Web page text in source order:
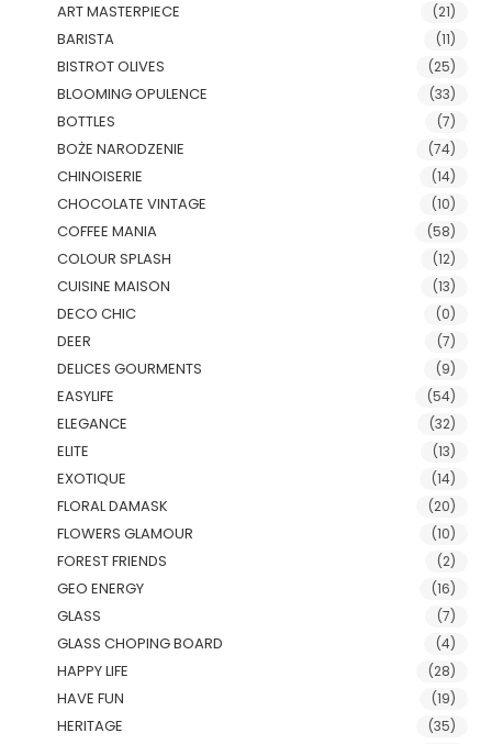
ART MASTERPIECE (21)
BARISTA (11)
BISTROT OLIVES (25)
BLOOMING OPULENCE (33)
BOTTLES (7)
BOŻE NARODZENIE (74)
CHINOISERIE (14)
CHOCOLATE VINTAGE (10)
COFFEE MANIA (58)
COLOUR SPLASH (12)
CUISINE MAISON (13)
DECO CHIC (0)
DEER (7)
DELICES GOURMENTS (9)
EASYLIFE (54)
ELEGANCE (32)
ELITE (13)
EXOTIQUE (14)
FLORAL DAMASK (20)
FLOWERS GLAMOUR (10)
FOREST FRIENDS (2)
GEO ENERGY (16)
GLASS (7)
GLASS CHOPING BOARD (4)
HAPPY LIFE (28)
HAVE FUN (19)
HERITAGE (35)